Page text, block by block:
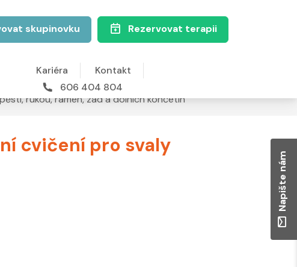
skupinovku Rezervovat terapii
Kariéra
Kontakt
606 404 804
rukou, ramen, zad a dolních končetin
cvičení pro svaly
Napište nám